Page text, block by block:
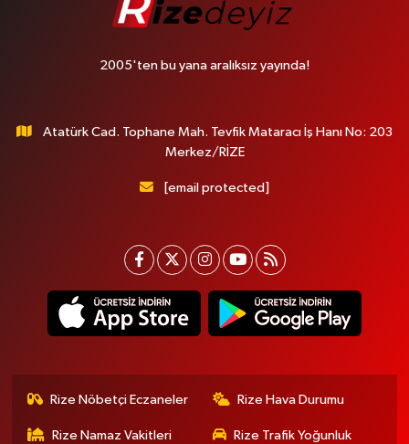
2005'ten bu yana aralıksız yayında!
Atatürk Cad. Tophane Mah. Tevfik Mataracı İş Hanı No: 203
Merkez/RİZE
[email protected]
Rize Nöbetçi Eczaneler Rize Hava Durumu
Rize Namaz Vakitleri Rize Trafik Yoğunluk